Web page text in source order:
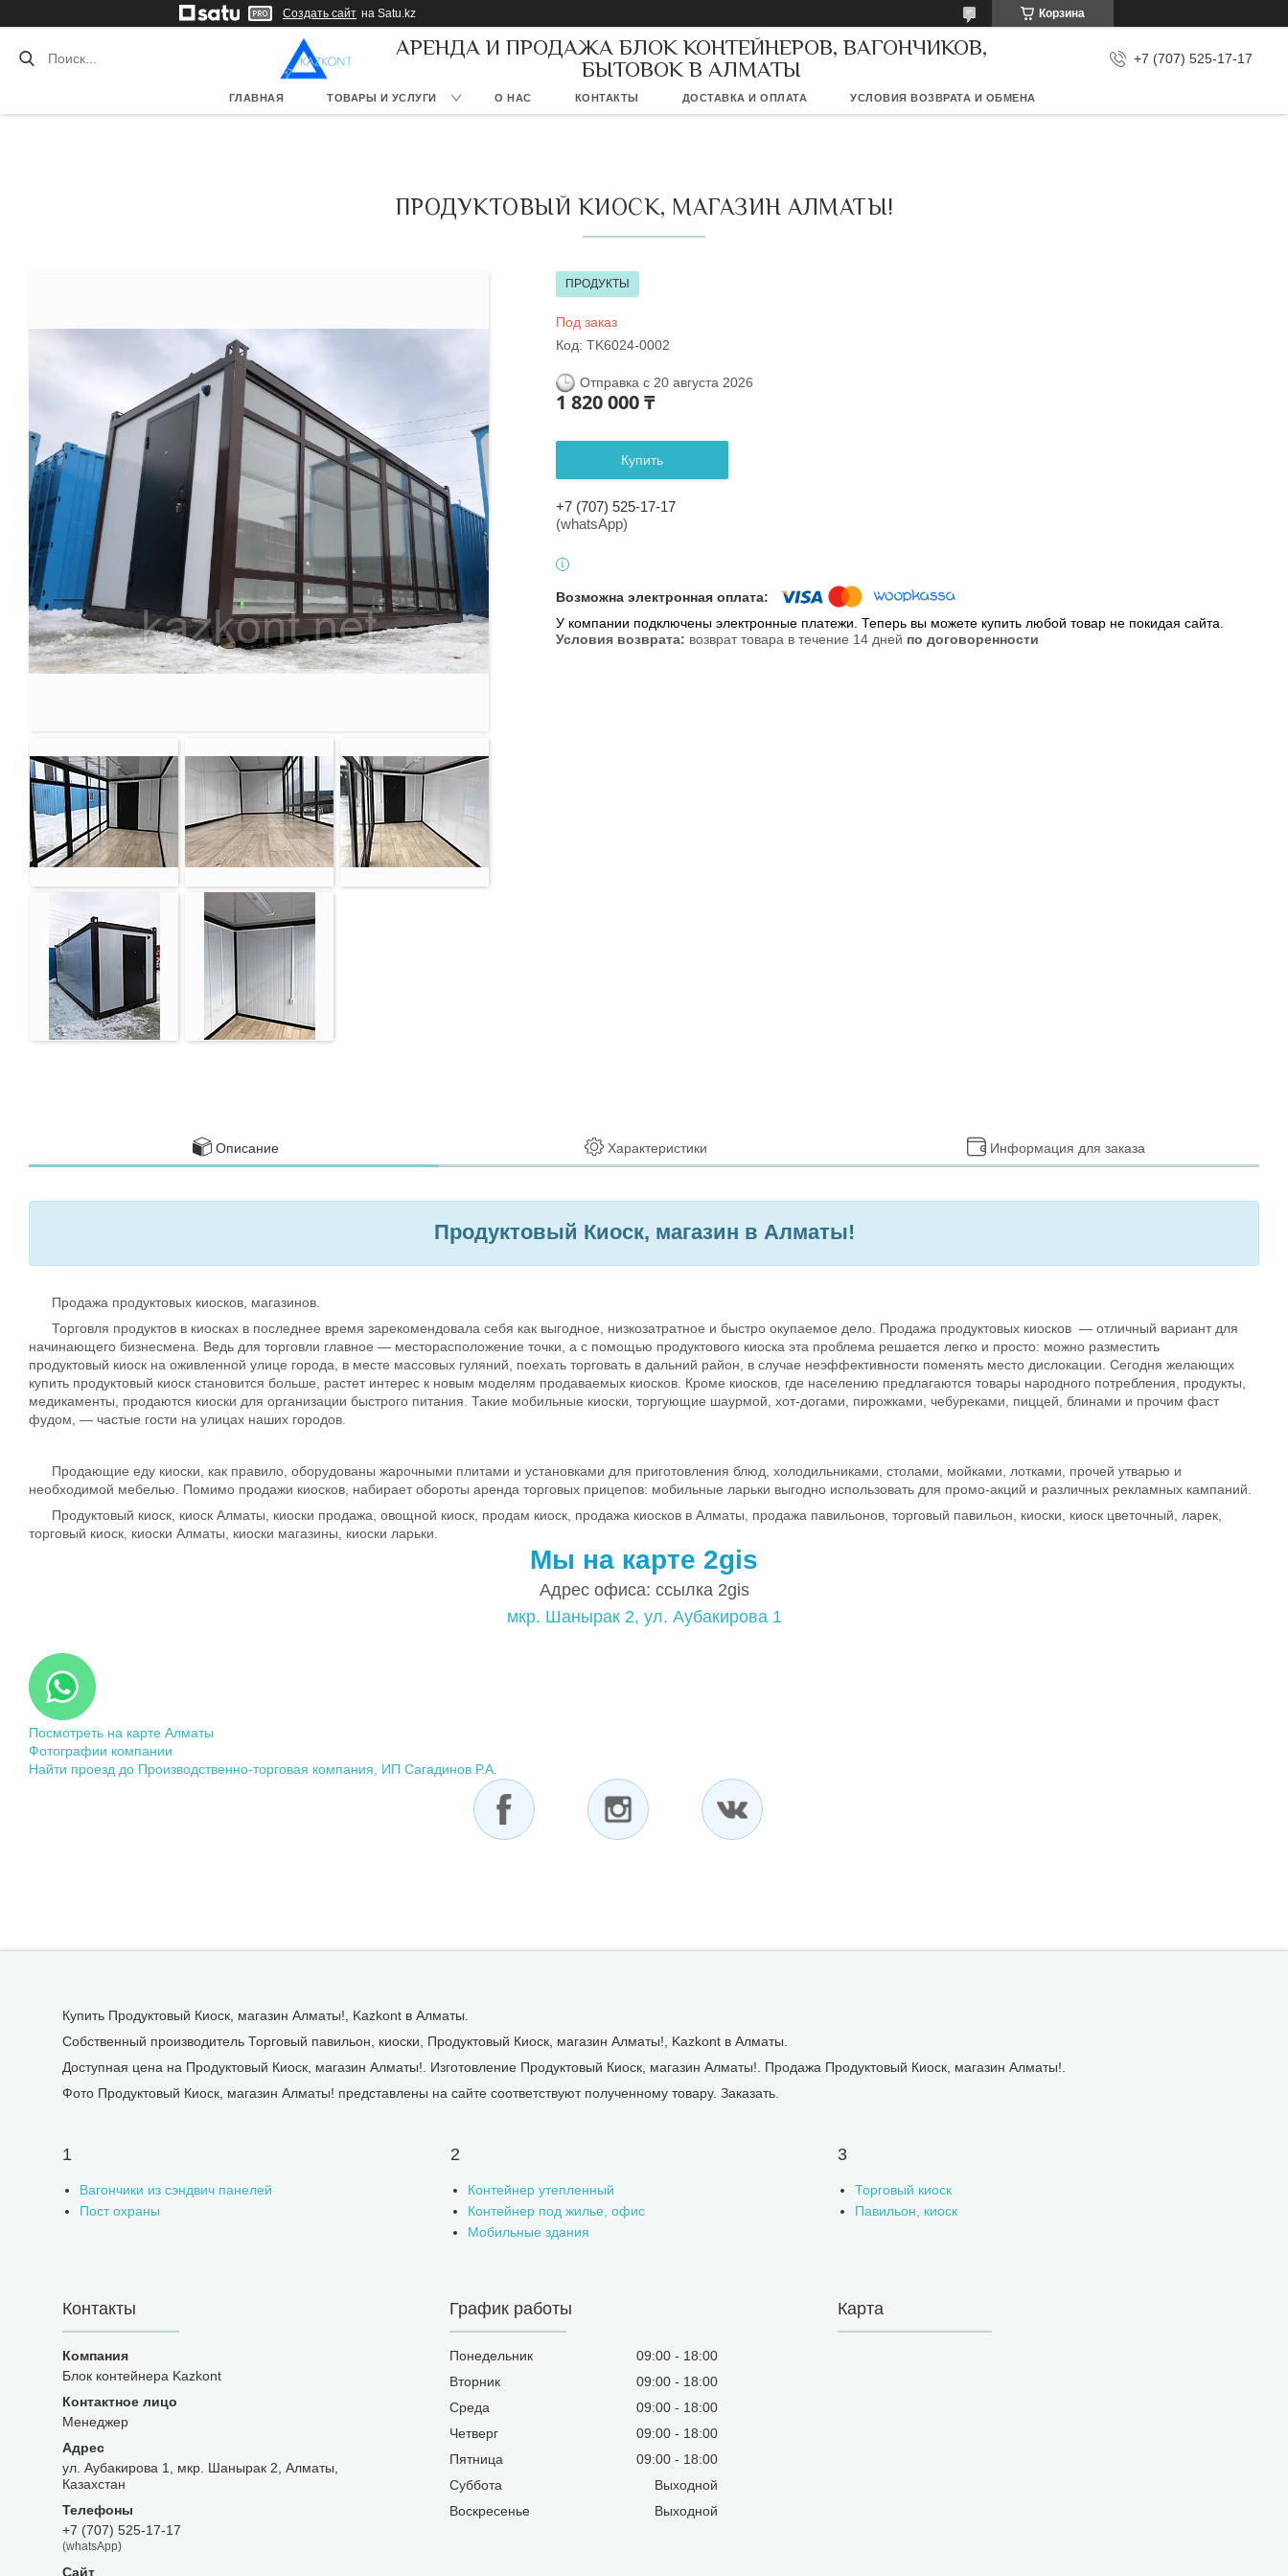
Создать сайт на Satu.kz Корзина
АРЕНДА И ПРОДАЖА БЛОК КОНТЕЙНЕРОВ, ВАГОНЧИКОВ,
БЫТОВОК В АЛМАТЫ
+7 (707) 525-17-17
ГЛАВНАЯ ТОВАРЫ И УСЛУГИ О НАС КОНТАКТЫ ДОСТАВКА И ОПЛАТА УСЛОВИЯ ВОЗВРАТА И ОБМЕНА
ПРОДУКТОВЫЙ КИОСК, МАГАЗИН АЛМАТЫ!
ПРОДУКТЫ
Под заказ
Код: TK6024-0002
Отправка с 20 августа 2026
1 820 000 ₸
Купить
+7 (707) 525-17-17
(whatsApp)
У компании подключены электронные платежи. Теперь вы можете купить любой товар не покидая сайта.
возврат товара в течение 14 дней по договоренности
Описание Характеристики Информация для заказа
Продуктовый Киоск, магазин в Алматы!
Продажа продуктовых киосков, магазинов.
Торговля продуктов в киосках в последнее время зарекомендовала себя как выгодное, низкозатратное и быстро окупаемое дело. Продажа продуктовых киосков — отличный вариант для
начинающего бизнесмена. Ведь для торговли главное — месторасположение точки, а с помощью продуктового киоска эта проблема решается легко и просто: можно разместить
продуктовый киоск на оживленной улице города, в месте массовых гуляний, поехать торговать в дальний район, в случае неэффективности поменять место дислокации. Сегодня желающих
купить продуктовый киоск становится больше, растет интерес к новым моделям продаваемых киосков. Кроме киосков, где населению предлагаются товары народного потребления, продукты,
медикаменты, продаются киоски для организации быстрого питания. Такие мобильные киоски, торгующие шаурмой, хот-догами, пирожками, чебуреками, пиццей, блинами и прочим фаст
фудом, — частые гости на улицах наших городов.
Продающие еду киоски, как правило, оборудованы жарочными плитами и установками для приготовления блюд, холодильниками, столами, мойками, лотками, прочей утварью и
необходимой мебелью. Помимо продажи киосков, набирает обороты аренда торговых прицепов: мобильные ларьки выгодно использовать для промо-акций и различных рекламных кампаний.
Продуктовый киоск, киоск Алматы, киоски продажа, овощной киоск, продам киоск, продажа киосков в Алматы, продажа павильонов, торговый павильон, киоски, киоск цветочный, ларек,
торговый киоск, киоски Алматы, киоски магазины, киоски ларьки.
Мы на карте 2gis
Адрес офиса: ссылка 2gis
мкр. Шанырак 2, ул. Аубакирова 1
Посмотреть на карте Алматы
Фотографии компании
Найти проезд до Производственно-торговая компания, ИП Сагадинов Р.А.
Купить Продуктовый Киоск, магазин Алматы!, Kazkont в Алматы.
Собственный производитель Торговый павильон, киоски, Продуктовый Киоск, магазин Алматы!, Kazkont в Алматы.
Доступная цена на Продуктовый Киоск, магазин Алматы!. Изготовление Продуктовый Киоск, магазин Алматы!. Продажа Продуктовый Киоск, магазин Алматы!.
Фото Продуктовый Киоск, магазин Алматы! представлены на сайте соответствуют полученному товару. Заказать.
1
Вагончики из сэндвич панелей
Пост охраны
2
Контейнер утепленный
Контейнер под жилье, офис
Мобильные здания
3
Торговый киоск
Павильон, киоск
Контакты
Блок контейнера Kazkont
Менеджер
ул. Аубакирова 1, мкр. Шанырак 2, Алматы,
Казахстан
+7 (707) 525-17-17
(whatsApp)
График работы
Понедельник 09:00
18:00
Вторник
09:00
18:00
Среда
09:00
18:00
Четверг
09:00
18:00
Пятница
09:00
18:00
Суббота
Выходной
Воскресенье
Выходной
Карта